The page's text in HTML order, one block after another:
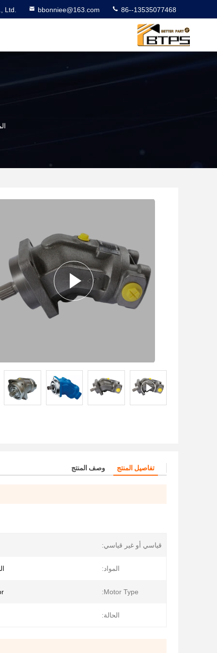
Ltd. bbonniee@163.com 86--13535077468
تفاصيل المنتج وصف المنتج
قياسي أو غير قياسي:
المواد:
Motor Type:
الحالة: